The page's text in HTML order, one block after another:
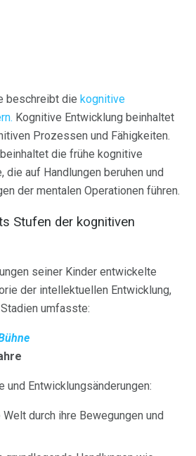
beschreibt die kognitive
Kognitive Entwicklung beinhaltet
Prozessen und Fähigkeiten.
die frühe kognitive
die auf Handlungen beruhen und
der mentalen Operationen führen.
Stufen der kognitiven
seiner Kinder entwickelte
der intellektuellen Entwicklung,
umfasste:
und Entwicklungsänderungen:
durch ihre Bewegungen und